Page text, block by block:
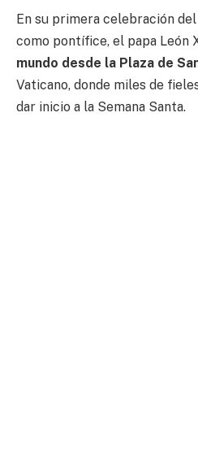
En su primera celebración
como pontífice, el papa León
mundo desde la Plaza de
Vaticano, donde miles de
dar inicio a la Semana Santa.